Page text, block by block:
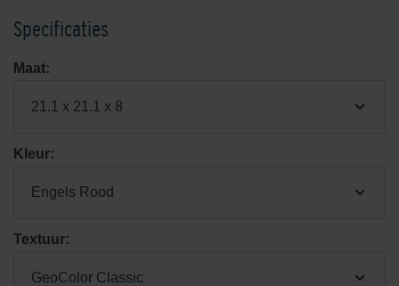
Specificaties
Maat:
21.1 x 21.1 x 8
Kleur:
Engels Rood
Textuur:
GeoColor Classic